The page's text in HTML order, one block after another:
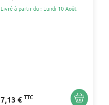
Livré à partir du : Lundi 10 Août
7,13 € TTC